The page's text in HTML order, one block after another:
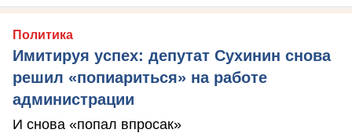
Политика
Имитируя успех: депутат Сухинин снова
решил «попиариться» на работе
администрации
И снова «попал впросак»